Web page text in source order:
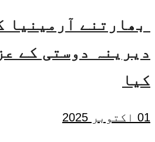
بھارتنے آرمینیا
دیرینہ دوستی کے
کیا
01 اکتوبر 2025